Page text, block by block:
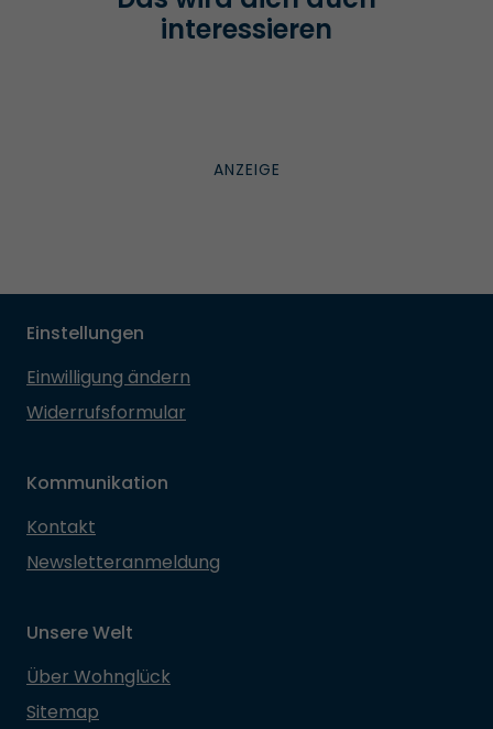
interessieren
Einstellungen
Einwilligung ändern
Widerrufsformular
Kommunikation
Kontakt
Newsletteranmeldung
Unsere Welt
Über Wohnglück
Sitemap